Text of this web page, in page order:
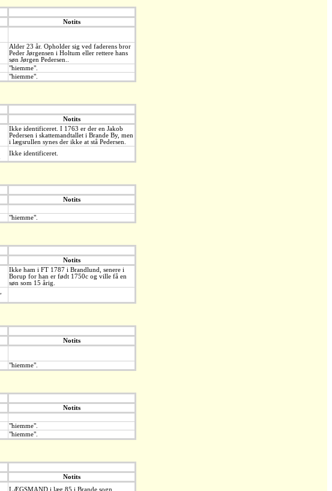
Notits
Alder 23 år. Opholder sig ved faderens bror
Peder Jørgensen i Holtum eller rettere hans
søn Jørgen Pedersen..
"hiemme".
"hiemme".
Notits
Ikke identificeret. I 1763 er der en Jakob
Pedersen i skattemandtallet i Brande By, men
i lægsrullen synes der ikke at stå Pedersen.
Ikke identificeret.
Notits
"hiemme".
Notits
Ikke ham i FT 1787 i Brandlund, senere i
Borup for han er født 1750c og ville få en
søn som 15 årig.
Notits
"hiemme".
Notits
"hiemme".
"hiemme".
Notits
LÆGSMAND i læg 85 i Brande sogn.